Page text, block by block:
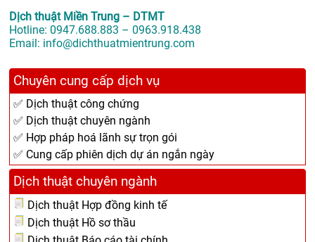
Dịch thuật Miền Trung – DTMT
Hotline: 0947.688.883 – 0963.918.438
Email: info@dichthuatmientrung.com
Chuyên cung cấp dịch vụ
✅ Dịch thuật công chứng
✅ Dịch thuật chuyên ngành
✅ Hợp pháp hoá lãnh sự trọn gói
✅ Cung cấp phiên dịch dự án ngắn ngày
Dịch thuật chuyên ngành
Dịch thuật Hợp đồng kinh tế
Dịch thuật Hồ sơ thầu